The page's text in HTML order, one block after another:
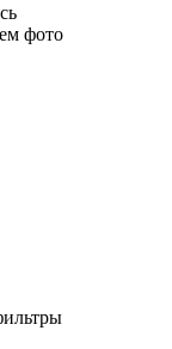
фото